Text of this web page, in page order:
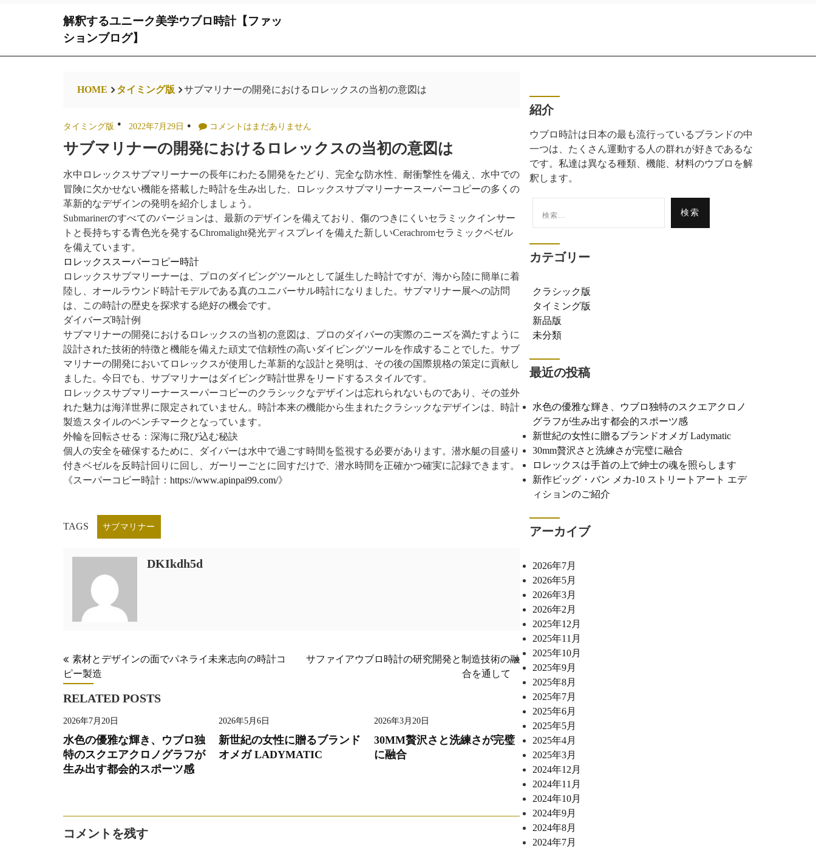
解釈するユニーク美学ウブロ時計【ファッ
ションブログ】
HOME タイミング版 サブマリナーの開発におけるロレックスの当初の意図は
タイミング版 2022年7月29日 コメントはまだありません
サブマリナーの開発におけるロレックスの当初の意図は
水中ロレックスサブマリーナーの長年にわたる開発をたどり、完全な防水性、耐衝撃性を備え、水中での
冒険に欠かせない機能を搭載した時計を生み出した、ロレックスサブマリーナースーパーコピーの多くの
革新的なデザインの発明を紹介しましょう。
Submarinerのすべてのバージョンは、最新のデザインを備えており、傷のつきにくいセラミックインサー
トと長持ちする青色光を発するChromalight発光ディスプレイを備えた新しいCerachromセラミックベゼル
を備えています。
ロレックススーパーコピー時計
ロレックスサブマリーナーは、プロのダイビングツールとして誕生した時計ですが、海から陸に簡単に着
陸し、オールラウンド時計モデルである真のユニバーサル時計になりました。サブマリナー展への訪問
は、この時計の歴史を探求する絶好の機会です。
ダイバーズ時計例
サブマリナーの開発におけるロレックスの当初の意図は、プロのダイバーの実際のニーズを満たすように
設計された技術的特徴と機能を備えた頑丈で信頼性の高いダイビングツールを作成することでした。サブ
マリナーの開発においてロレックスが使用した革新的な設計と発明は、その後の国際規格の策定に貢献し
ました。今日でも、サブマリナーはダイビング時計世界をリードするスタイルです。
ロレックスサブマリーナースーパーコピーのクラシックなデザインは忘れられないものであり、その並外
れた魅力は海洋世界に限定されていません。時計本来の機能から生まれたクラシックなデザインは、時計
製造スタイルのベンチマークとなっています。
外輪を回転させる：深海に飛び込む秘訣
個人の安全を確保するために、ダイバーは水中で過ごす時間を監視する必要があります。潜水艇の目盛り
付きベゼルを反時計回りに回し、ガーリーごとに回すだけで、潜水時間を正確かつ確実に記録できます。
《スーパーコピー時計： https://www.apinpai99.com/》
TAGS サブマリナー
DKIkdh5d
投
稿
ナ
ビ
ゲ
ー
シ
素材とデザインの面でパネライ未来志向の時計コ
ピー製造
サファイアウブロ時計の研究開発と制造技術の融
合を通して
RELATED POSTS
2026年7月20日
水色の優雅な輝き、ウブロ独
特のスクエアクロノグラフが
生み出す都会的スポーツ感
2026年5月6日
新世紀の女性に贈るブランド
オメガ LADYMATIC
2026年3月20日
30MM贅沢さと洗練さが完璧
に融合
コメントを残す
紹介
ウブロ時計は日本の最も流行っているブランドの中
一つは、たくさん運動する人の群れが好きであるな
です。私達は異なる種類、機能、材料のウブロを解
釈します。
索:
カテゴリー
クラシック版
タイミング版
新品版
未分類
最近の投稿
水色の優雅な輝き、ウブロ独特のスクエアクロノ
グラフが生み出す都会的スポーツ感
新世紀の女性に贈るブランドオメガ Ladymatic
30mm贅沢さと洗練さが完璧に融合
ロレックスは手首の上で紳士の魂を照らします
新作ビッグ・バン メカ-10 ストリートアート エデ
ィションのご紹介
アーカイブ
2026年7月
2026年5月
2026年3月
2026年2月
2025年12月
2025年11月
2025年10月
2025年9月
2025年8月
2025年7月
2025年6月
2025年5月
2025年4月
2025年3月
2024年12月
2024年11月
2024年10月
2024年9月
2024年8月
2024年7月